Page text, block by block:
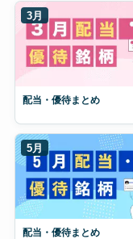
3月
配当・優待まとめ
5月
配当・優待まとめ